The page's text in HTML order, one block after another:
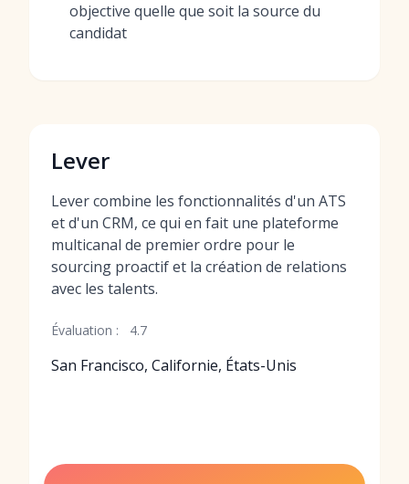
objective quelle que soit la source du
candidat
Lever
Lever combine les fonctionnalités d'un ATS
et d'un CRM, ce qui en fait une plateforme
multicanal de premier ordre pour le
sourcing proactif et la création de relations
avec les talents.
Évaluation : 4.7
San Francisco, Californie, États-Unis